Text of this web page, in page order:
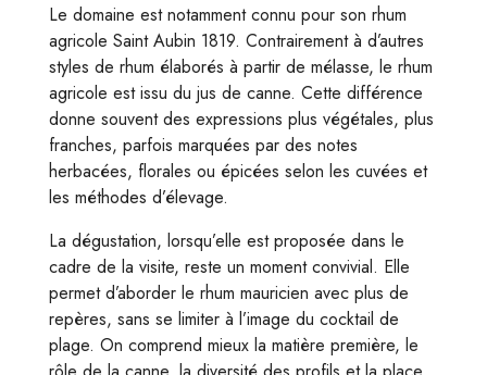
Le domaine est notamment connu pour son rhum
agricole Saint Aubin 1819. Contrairement à d’autres
styles de rhum élaborés à partir de mélasse, le rhum
agricole est issu du jus de canne. Cette différence
donne souvent des expressions plus végétales, plus
franches, parfois marquées par des notes
herbacées, florales ou épicées selon les cuvées et
les méthodes d’élevage.
La dégustation, lorsqu’elle est proposée dans le
cadre de la visite, reste un moment convivial. Elle
permet d’aborder le rhum mauricien avec plus de
repères, sans se limiter à l’image du cocktail de
plage. On comprend mieux la matière première, le